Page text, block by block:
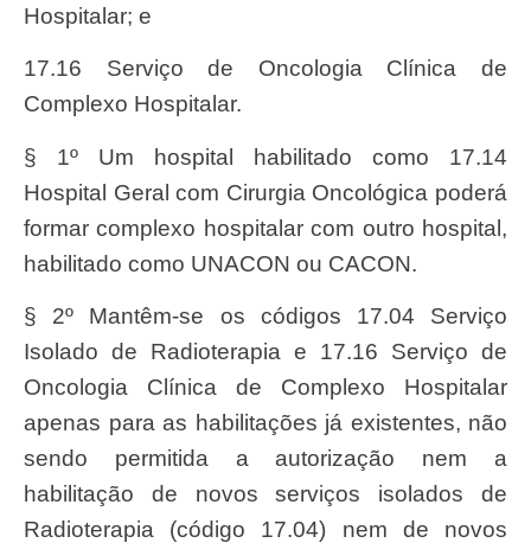
Hospitalar; e
17.16 Serviço de Oncologia Clínica de
Complexo Hospitalar.
§ 1º Um hospital habilitado como 17.14
Hospital Geral com Cirurgia Oncológica poderá
formar complexo hospitalar com outro hospital,
habilitado como UNACON ou CACON.
§ 2º Mantêm-se os códigos 17.04 Serviço
Isolado de Radioterapia e 17.16 Serviço de
Oncologia Clínica de Complexo Hospitalar
apenas para as habilitações já existentes, não
sendo permitida a autorização nem a
habilitação de novos serviços isolados de
Radioterapia (código 17.04) nem de novos